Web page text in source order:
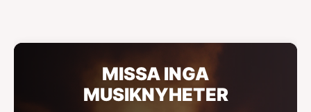
MISSA INGA
MUSIKNYHETER